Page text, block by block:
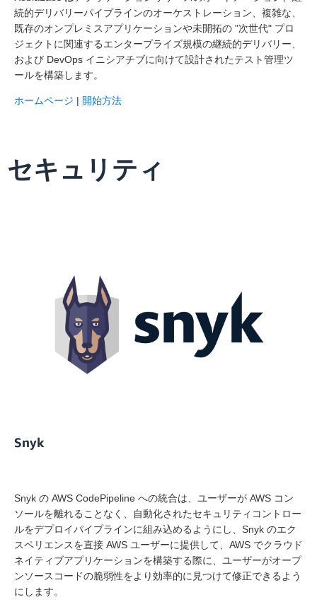
続的デリバリーパイプラインのオーケストレーション、複雑な、
既存のオンプレミスアプリケーションや未開拓の "次世代" プロ
ジェクトに関連するエンタープライズ規模の継続的デリバリー、
および DevOps イニシアチブに向けて設計されたテスト管理ツ
ールを構築します。
ホームページ | 開始方法
セキュリティ
Snyk
Snyk の AWS CodePipeline への統合は、ユーザーが AWS コン
ソールを離れることなく、自動化されたセキュリティコントロー
ルをデプロイパイプラインに組み込めるようにし、Snyk のエク
スペリエンスを直接 AWS ユーザーに提供して、AWS でクラウド
ネイティブアプリケーションを構築する際に、ユーザーがオープ
ンソースコードの脆弱性をより効率的に見つけて修正できるよう
にします。